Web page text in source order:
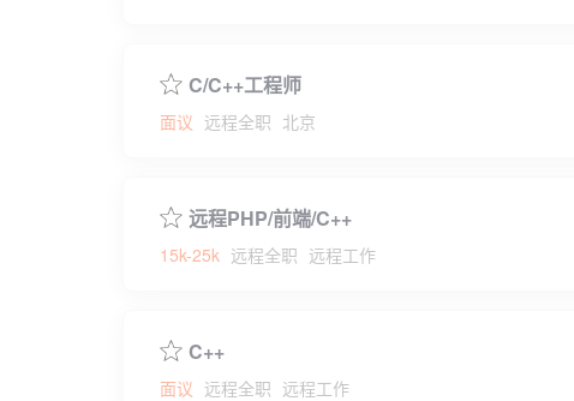
C/C++工程师
面议 远程全职 北京
远程PHP/前端/C++
15k-25k 远程全职 远程工作
C++
面议 远程全职 远程工作